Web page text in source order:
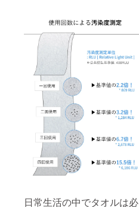
日常生活の中でタオルは必